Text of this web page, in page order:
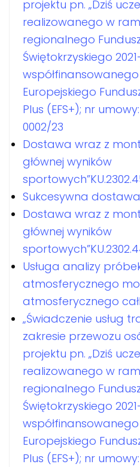
projektu pn. „Dziś
realizowanego w
regionalnego
Świętokrzyskiego
Europejskiego
Plus (EFS+); nr umowy:
0002/23
Dostawa wraz z
głównej wyników
Sukcesywna
Dostawa wraz z
głównej wyników
Usługa analizy
atmosferycznego
atmosferycznego
„Świadczenie usług
zakresie przewozu
projektu pn. „Dziś
realizowanego w
regionalnego
Świętokrzyskiego
Europejskiego
Plus (EFS+); nr umowy: